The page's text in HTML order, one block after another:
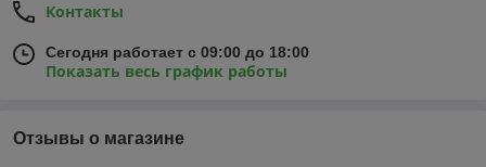
Контакты
Сегодня работает с 09:00 до 18:00
Показать весь график работы
Отзывы о магазине